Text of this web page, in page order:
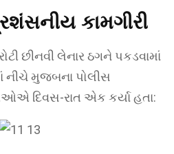
કામગીરી
છીનવી લેનાર ઠગને પકડવામાં
નીચે મુજબના પોલીસ
દિવસ-રાત એક કર્યા હતા: